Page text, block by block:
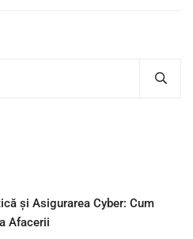
și Asigurarea Cyber: Cum
Afacerii